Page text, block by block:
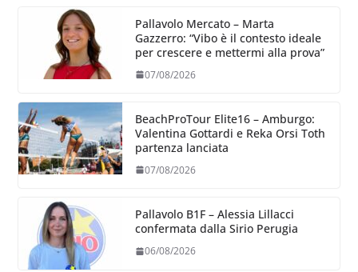
Pallavolo Mercato – Marta
Gazzerro: “Vibo è il contesto ideale
per crescere e mettermi alla prova”
07/08/2026
BeachProTour Elite16 – Amburgo:
Valentina Gottardi e Reka Orsi Toth
partenza lanciata
07/08/2026
Pallavolo B1F – Alessia Lillacci
confermata dalla Sirio Perugia
06/08/2026